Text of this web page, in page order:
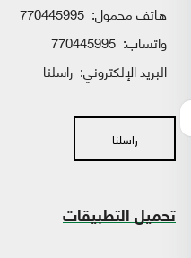
هاتف محمول: 770445995
واتساب:
البريد الإلكتروني: راسلنا
راسلنا
تحميل التطبيقات